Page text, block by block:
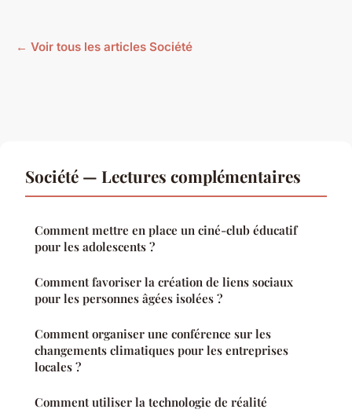
← Voir tous les articles Société
Société — Lectures complémentaires
Comment mettre en place un ciné-club éducatif
pour les adolescents ?
Comment favoriser la création de liens sociaux
pour les personnes âgées isolées ?
Comment organiser une conférence sur les
changements climatiques pour les entreprises
locales ?
Comment utiliser la technologie de réalité